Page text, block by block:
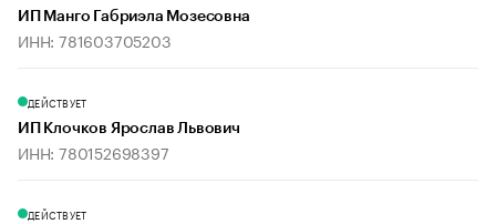
ИП Манго Габриэла Мозесовна
ИНН: 781603705203
ДЕЙСТВУЕТ
ИП Клочков Ярослав Львович
ИНН: 780152698397
ДЕЙСТВУЕТ